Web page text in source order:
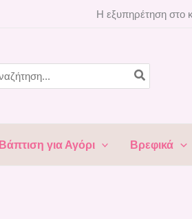
Η εξυπηρέτηση στο
Βάπτιση για Αγόρι Βρεφικά
Στρώμα
60/120/9
ποσότητα